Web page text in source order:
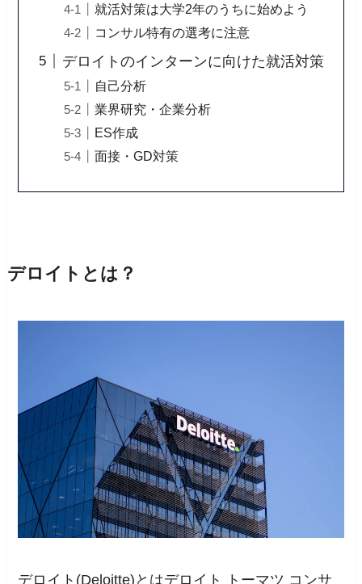
就活対策は大学2年のうちに始めよう
コンサル特有の選考に注意
デロイトのインターンに向けた就活対策
自己分析
業界研究・企業分析
ES作成
面接・GD対策
デロイトとは？
デロイト(Deloitte)とはデロイト トーマツ コンサ